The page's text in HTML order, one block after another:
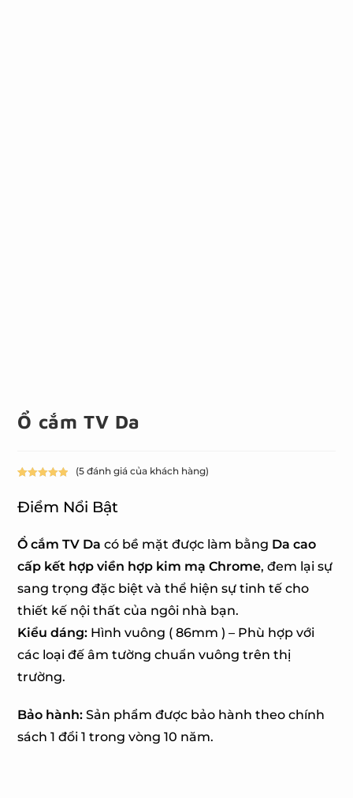
Ổ cắm TV Da
dựa trên
(5 đánh giá của khách hàng)
Điểm Nổi Bật
Ổ cắm TV Da có bề mặt được làm bằng Da cao
cấp kết hợp viền hợp kim mạ Chrome, đem lại sự
sang trọng đặc biệt và thể hiện sự tinh tế cho
thiết kế nội thất của ngôi nhà bạn.
Kiểu dáng: Hình vuông ( 86mm ) – Phù hợp với
các loại đế âm tường chuẩn vuông trên thị
trường.
Bảo hành:Sản phẩm được bảo hành theo chính
sách 1 đổi 1 trong vòng 10 năm.